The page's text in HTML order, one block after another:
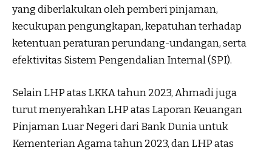
yang diberlakukan oleh pemberi pinjaman,
kecukupan pengungkapan, kepatuhan terhadap
ketentuan peraturan perundang-undangan, serta
efektivitas Sistem Pengendalian Internal (SPI).
Selain LHP atas LKKA tahun 2023, Ahmadi juga
turut menyerahkan LHP atas Laporan Keuangan
Pinjaman Luar Negeri dari Bank Dunia untuk
Kementerian Agama tahun 2023, dan LHP atas